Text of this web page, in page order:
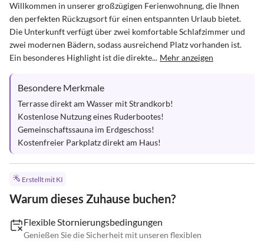
Willkommen in unserer großzügigen Ferienwohnung, die Ihnen
den perfekten Rückzugsort für einen entspannten Urlaub bietet.
Die Unterkunft verfügt über zwei komfortable Schlafzimmer und
zwei modernen Bädern, sodass ausreichend Platz vorhanden ist.
Ein besonderes Highlight ist die direkte... Mehr anzeigen
Besondere Merkmale
Terrasse direkt am Wasser mit Strandkorb!
Kostenlose Nutzung eines Ruderbootes!
Gemeinschaftssauna im Erdgeschoss!
Kostenfreier Parkplatz direkt am Haus!
Erstellt mit KI
Warum dieses Zuhause buchen?
Flexible Stornierungsbedingungen
Genießen Sie die Sicherheit mit unseren flexiblen